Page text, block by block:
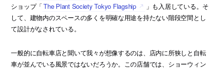
ショップ「The Plant Society Tokyo Flagship
」も入居している。そ
して、建物内のスペースの多くを明確な用途を持たない階段空間とし
て設計がなされている。
一般的に自転車店と聞いて我々が想像するのは、店内に所狭しと自転
車が並んでいる風景ではないだろうか。この店舗では、ショーウィン